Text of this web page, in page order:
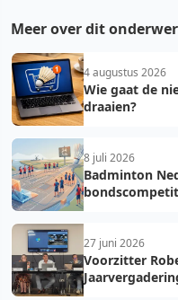
Meer over dit
4 augustus 2026
Wie gaat de
draaien?
8 juli 2026
Badminton
27 juni 2026
Voorzitter